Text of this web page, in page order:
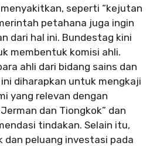
seperti “kejutan
petahana juga ingin
dari hal ini. Bundestag kini
membentuk komisi ahli.
ahli dari bidang sains dan
diharapkan untuk mengkaji
yang relevan dengan
dan Tiongkok” dan
tindakan. Selain itu,
dan peluang investasi pada